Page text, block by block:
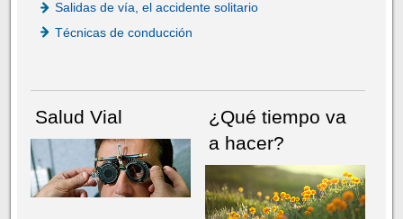
Salidas de vía, el accidente solitario
Técnicas de conducción
Salud Vial
¿Qué tiempo va
a hacer?